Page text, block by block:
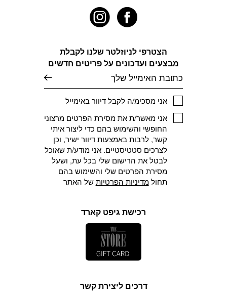
הצטרפי לניוזלטר שלנו לקבלת
מבצעים ועדכונים על פריטים חדשים
אני מסכימ/ה לקבל דיוור באימייל
אני מאשר/ת את מסירת הפרטים מרצוני
החופשי והשימוש בהם כדי ליצור איתי
קשר, לרבות באמצעות דיוור ישיר, וכן
לצרכים סטטיסטיים. אני מודע/ת שאוכל
לבטל את הרישום שלי בכל עת, ושעל
מסירת הפרטים שלי והשימוש בהם
תחולמדיניות הפרטיותשל האתר
דרכים ליצירת קשר
רכישת גיפט קארד